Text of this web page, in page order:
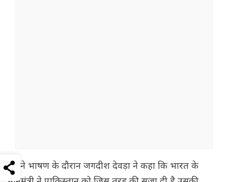
अपने भाषण के दौरान जगदीश देवड़ा ने कहा कि भारत के